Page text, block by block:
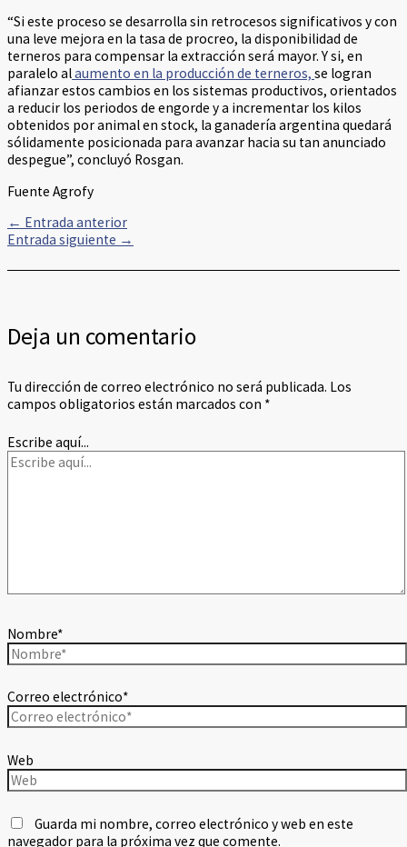
“Si este proceso se desarrolla sin retrocesos significativos y con
una leve mejora en la tasa de procreo, la disponibilidad de
terneros para compensar la extracción será mayor. Y si, en
paralelo alaumento en la producción de terneros, se logran
afianzar estos cambios en los sistemas productivos, orientados
a reducir los periodos de engorde y a incrementar los kilos
obtenidos por animal en stock, la ganadería argentina quedará
sólidamente posicionada para avanzar hacia su tan anunciado
despegue”, concluyó Rosgan.
Fuente Agrofy
← Entrada anterior
Entrada siguiente →
Deja un comentario
Tu dirección de correo electrónico no será publicada. Los
campos obligatorios están marcados con *
Escribe aquí...
Nombre*
Correo electrónico*
Web
Guarda mi nombre, correo electrónico y web en este
navegador para la próxima vez que comente.